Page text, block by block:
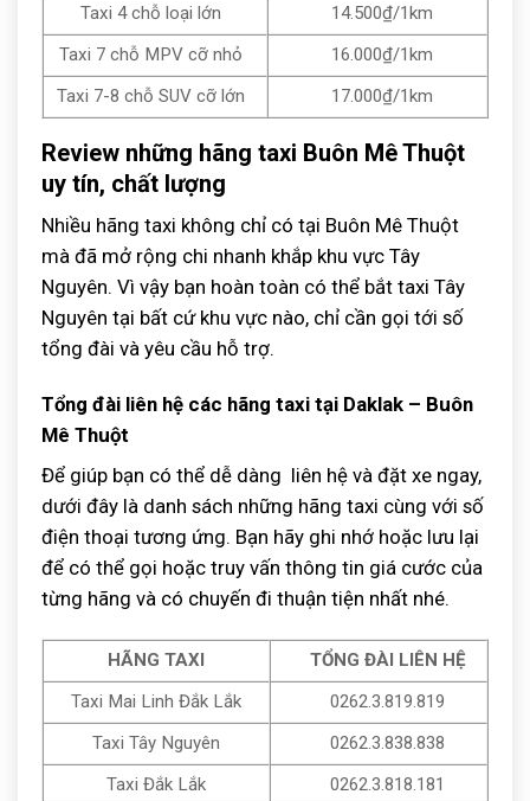
Taxi 4 chỗ loại lớn
14.500₫/1km
Taxi 7 chỗ MPV cỡ nhỏ
16.000₫/1km
Taxi 7-8 chỗ SUV cỡ lớn
17.000₫/1km
Review những hãng taxi Buôn Mê Thuột
uy tín, chất lượng
Nhiều hãng taxi không chỉ có tại Buôn Mê Thuột
mà đã mở rộng chi nhanh khắp khu vực Tây
Nguyên. Vì vậy bạn hoàn toàn có thể bắt taxi Tây
Nguyên tại bất cứ khu vực nào, chỉ cần gọi tới số
tổng đài và yêu cầu hỗ trợ.
Tổng đài liên hệ các hãng taxi tại Daklak – Buôn
Mê Thuột
Để giúp bạn có thể dễ dàng liên hệ và đặt xe ngay,
dưới đây là danh sách những hãng taxi cùng với số
điện thoại tương ứng. Bạn hãy ghi nhớ hoặc lưu lại
để có thể gọi hoặc truy vấn thông tin giá cước của
từng hãng và có chuyến đi thuận tiện nhất nhé.
HÃNG TAXI
TỔNG ĐÀI LIÊN HỆ
Taxi Mai Linh Đắk Lắk
0262.3.819.819
Taxi Tây Nguyên
0262.3.838.838
Taxi Đắk Lắk
0262.3.818.181